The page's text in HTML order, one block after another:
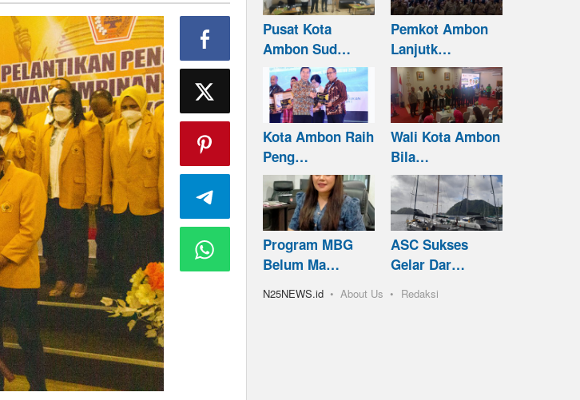
Pusat Kota
Ambon Sud…
Pemkot Ambon
Lanjutk…
Kota Ambon Raih
Peng…
Wali Kota Ambon
Bila…
Program MBG
Belum Ma…
ASC Sukses
Gelar Dar…
N25NEWS.id About Us Redaksi